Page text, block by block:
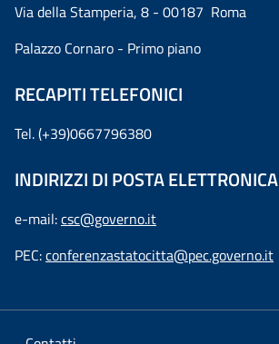
Via della Stamperia, 8 - 00187 Roma
Palazzo Cornaro - Primo piano
RECAPITI TELEFONICI
Tel. (+39)0667796380
INDIRIZZI DI POSTA ELETTRONICA
e-mail:csc@governo.it
PEC:conferenzastatocitta@pec.governo.it